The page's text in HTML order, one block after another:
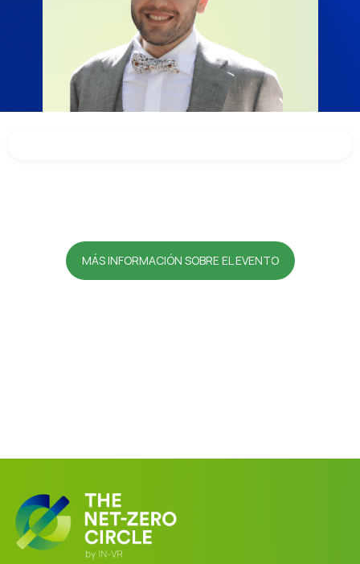
MÁS INFORMACIÓN SOBRE EL EVENTO